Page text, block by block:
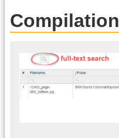
Compilation